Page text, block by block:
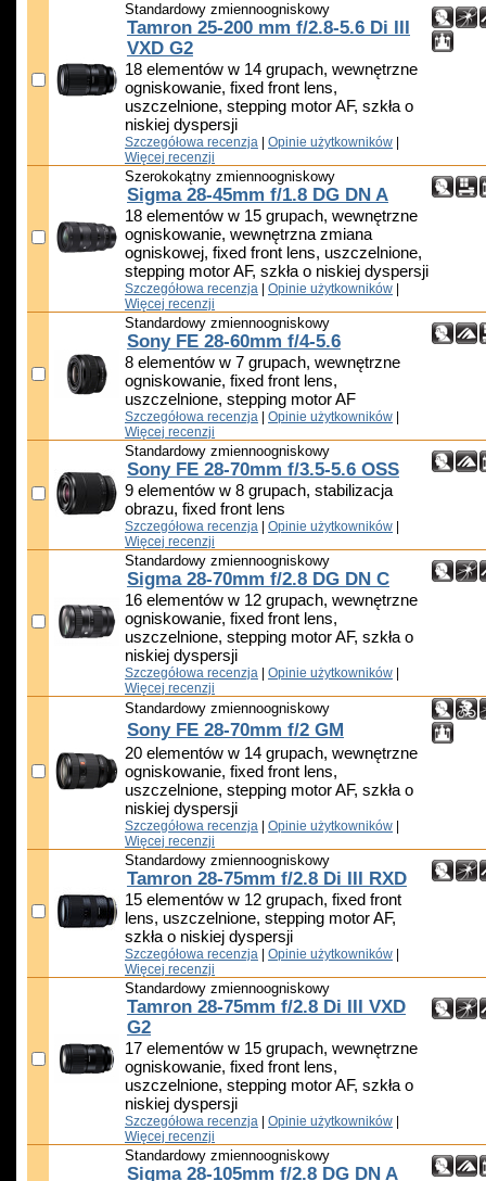
Standardowy zmiennoogniskowy
Tamron 25-200 mm f/2.8-5.6 Di III
VXD G2
18 elementów w 14 grupach, wewnętrzne
ogniskowanie, fixed front lens,
uszczelnione, stepping motor AF, szkła o
niskiej dyspersji
Szczegółowa recenzja Opinie użytkowników
Więcej recenzji
Szerokokątny zmiennoogniskowy
Sigma 28-45mm f/1.8 DG DN A
18 elementów w 15 grupach, wewnętrzne
ogniskowanie, wewnętrzna zmiana
ogniskowej, fixed front lens, uszczelnione,
stepping motor AF, szkła o niskiej dyspersji
Szczegółowa recenzja Opinie użytkowników
Więcej recenzji
Standardowy zmiennoogniskowy
Sony FE 28-60mm f/4-5.6
8 elementów w 7 grupach, wewnętrzne
ogniskowanie, fixed front lens,
uszczelnione, stepping motor AF
Szczegółowa recenzja Opinie użytkowników
Więcej recenzji
Standardowy zmiennoogniskowy
Sony FE 28-70mm f/3.5-5.6 OSS
9 elementów w 8 grupach, stabilizacja
obrazu, fixed front lens
Szczegółowa recenzja Opinie użytkowników
Więcej recenzji
Standardowy zmiennoogniskowy
Sigma 28-70mm f/2.8 DG DN C
16 elementów w 12 grupach, wewnętrzne
ogniskowanie, fixed front lens,
uszczelnione, stepping motor AF, szkła o
niskiej dyspersji
Szczegółowa recenzja Opinie użytkowników
Więcej recenzji
Standardowy zmiennoogniskowy
Sony FE 28-70mm f/2 GM
20 elementów w 14 grupach, wewnętrzne
ogniskowanie, fixed front lens,
uszczelnione, stepping motor AF, szkła o
niskiej dyspersji
Szczegółowa recenzja Opinie użytkowników
Więcej recenzji
Standardowy zmiennoogniskowy
Tamron 28-75mm f/2.8 Di III RXD
15 elementów w 12 grupach, fixed front
lens, uszczelnione, stepping motor AF,
szkła o niskiej dyspersji
Szczegółowa recenzja Opinie użytkowników
Więcej recenzji
Standardowy zmiennoogniskowy
Tamron 28-75mm f/2.8 Di III VXD
G2
17 elementów w 15 grupach, wewnętrzne
ogniskowanie, fixed front lens,
uszczelnione, stepping motor AF, szkła o
niskiej dyspersji
Szczegółowa recenzja Opinie użytkowników
Więcej recenzji
Standardowy zmiennoogniskowy
Sigma 28-105mm f/2.8 DG DN A